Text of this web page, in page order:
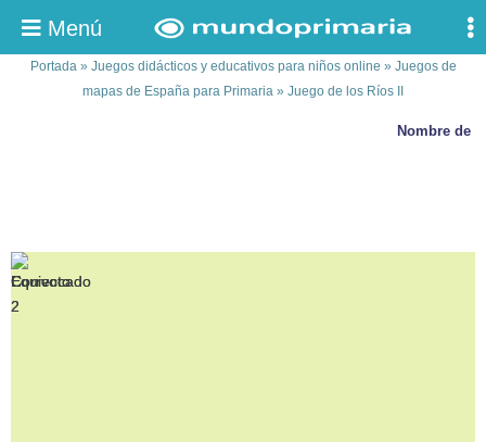
Menú
Portada» Juegos didácticos y educativos para niños online » Juegos de
mapas de España para Primaria » Juego de los Ríos II
Nombre de